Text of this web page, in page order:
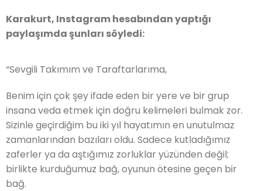
Karakurt, Instagram hesabından yaptığı
paylaşımda şunları söyledi:
“Sevgili Takımım ve Taraftarlarıma,
Benim için çok şey ifade eden bir yere ve bir grup
insana veda etmek için doğru kelimeleri bulmak zor.
Sizinle geçirdiğim bu iki yıl hayatımın en unutulmaz
zamanlarından bazıları oldu. Sadece kutladığımız
zaferler ya da aştığımız zorluklar yüzünden değil;
birlikte kurduğumuz bağ, oyunun ötesine geçen bir
bağ.